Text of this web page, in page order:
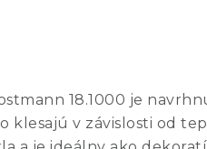
18.1000 je
klesajú v závislosti od